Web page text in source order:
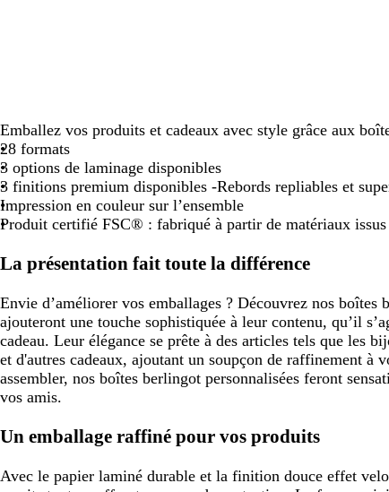
Emballez vos produits et cadeaux avec style grâce aux
28 formats
3 options de laminage disponibles
3 finitions premium disponibles -Rebords repliables et
Impression en couleur sur l’ensemble
Produit certifié FSC® : fabriqué à partir de matériaux issus
La présentation fait toute la différence
Envie d’améliorer vos emballages ? Découvrez nos boîtes
ajouteront une touche sophistiquée à leur contenu, qu’il
cadeau. Leur élégance se prête à des articles tels que les
et d'autres cadeaux, ajoutant un soupçon de raffinement à
assembler, nos boîtes berlingot personnalisées feront
vos amis.
Un emballage raffiné pour vos produits
Avec le papier laminé durable et la finition douce effet